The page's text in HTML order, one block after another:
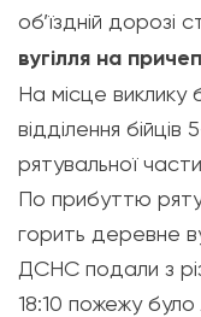
об’їздній дорозі
вугілля на
На місце
відділення
рятувальної
По прибуттю
горить деревне
ДСНС подали з
18:10 пожежу було